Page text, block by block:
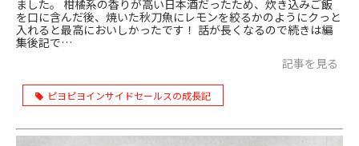
ました。 柑橘系の香りが高い日本酒だったため、炊き込みご飯
を口に含んだ後、焼いた秋刀魚にレモンを絞るかのようにクっと
入れると最高においしかったです！ 話が長くなるので続きは編
集後記で…
記事を見る
ピヨピヨインサイドセールスの成長記